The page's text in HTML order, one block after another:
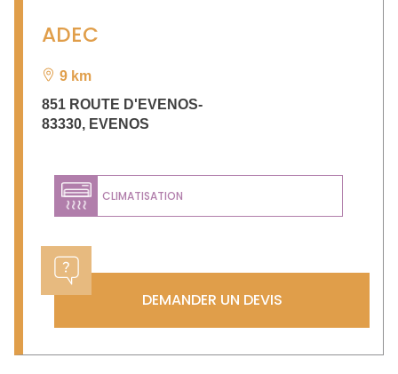
ADEC
9 km
851 ROUTE D'EVENOS-
83330, EVENOS
CLIMATISATION
DEMANDER UN DEVIS